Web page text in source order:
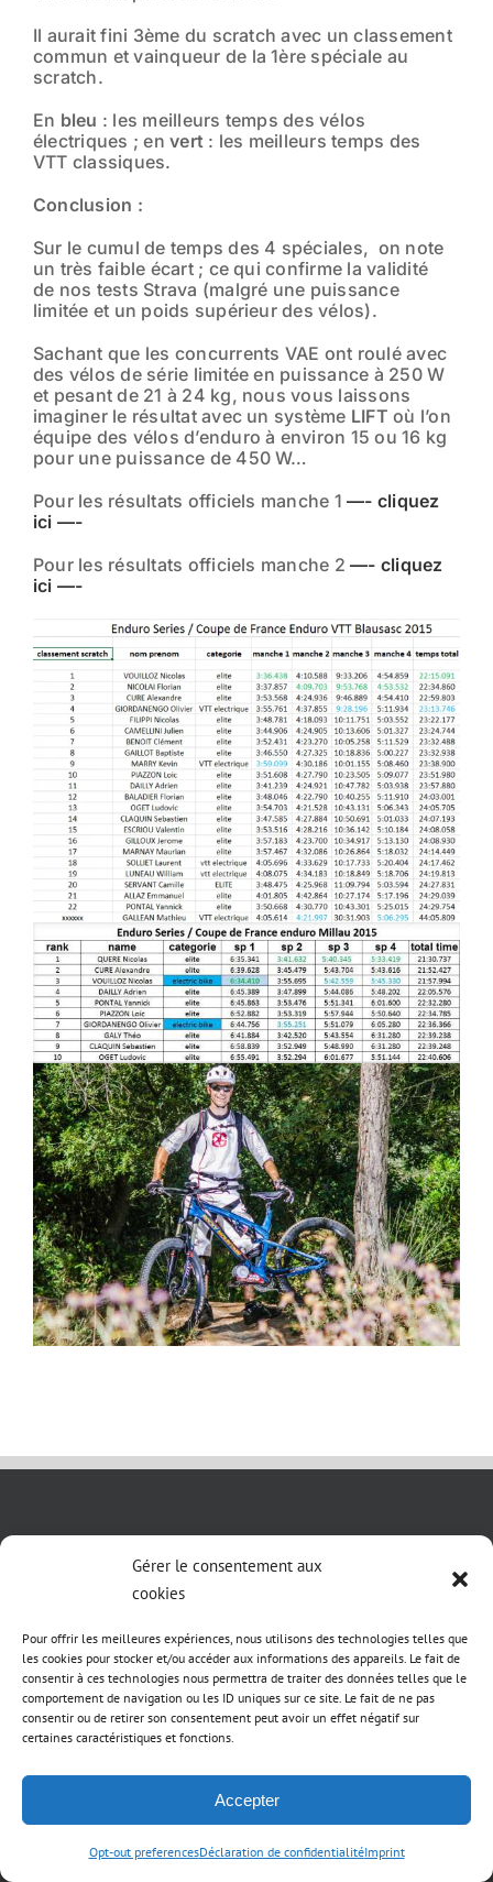
Gérer le consentement aux
cookies
Pour offrir les meilleures expériences, nous utilisons des technologies telles que
les cookies pour stocker et/ou accéder aux informations des appareils. Le fait de
consentir à ces technologies nous permettra de traiter des données telles que le
comportement de navigation ou les ID uniques sur ce site. Le fait de ne pas
consentir ou de retirer son consentement peut avoir un effet négatif sur
certaines caractéristiques et fonctions.
Accepter
Opt-out preferencesDéclaration de confidentialitéImprint
Il aurait fini 3ème du scratch avec un classement
commun et vainqueur de la 1ère spéciale au
scratch.
En bleu : les meilleurs temps des vélos
électriques ; envert : les meilleurs temps des
VTT classiques.
Conclusion :
Sur le cumul de temps des 4 spéciales, on note
un très faible écart ; ce qui confirme la validité
de nos tests Strava (malgré une puissance
limitée et un poids supérieur des vélos).
Sachant que les concurrents VAE ont roulé avec
des vélos de série limitée en puissance à 250 W
et pesant de 21 à 24 kg, nous vous laissons
imaginer le résultat avec un système LIFT où l’on
équipe des vélos d’enduro à environ 15 ou 16 kg
pour une puissance de 450 W…
Pour les résultats officiels manche 1—- cliquez
ici —-
Pour les résultats officiels manche 2—- cliquez
ici —-
Française depuis 2013, ce qui en fait le moteur
électrique adaptable le plus fiable et polyvalent du
marché.
Nous nous engageons à fournir à nos utilisateurs la
meilleure expérience d'utilisation possible, avec une
équipe experte dans le milieu, disponible et à votre